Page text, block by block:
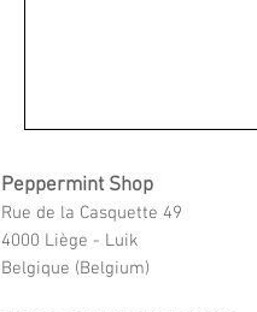
Peppermint Shop
Rue de la Casquette 49
4000 Liège - Luik
Belgique (Belgium)